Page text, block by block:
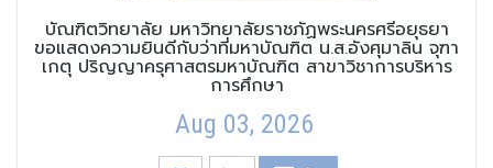
บัณฑิตวิทยาลัย มหาวิทยาลัยราชภัฏพระนครศรีอยุธยา
ขอแสดงความยินดีกับว่าที่มหาบัณฑิต น.ส.อังศุมาลิน จุฑา
เกตุ ปริญญาครุศาสตรมหาบัณฑิต สาขาวิชาการบริหาร
การศึกษา
Aug 03, 2026